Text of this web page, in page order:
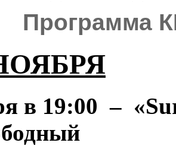
Программа
в 19:00 –